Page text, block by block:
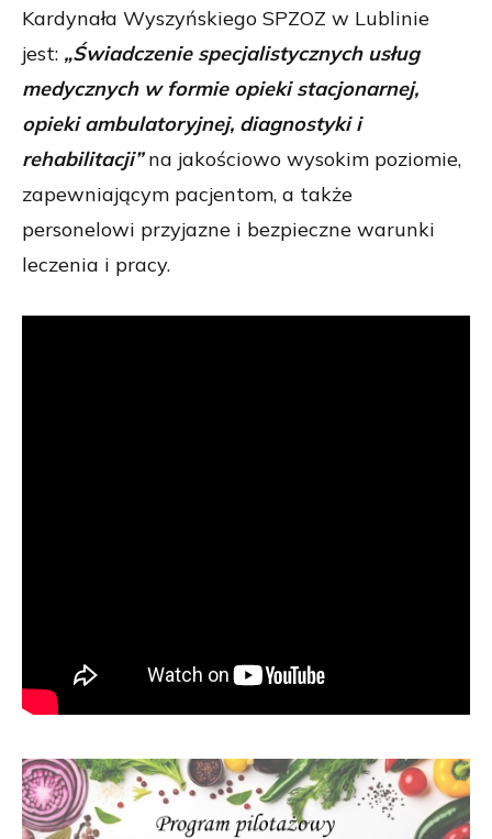
Kardynała Wyszyńskiego SPZOZ w Lublinie
jest: „Świadczenie specjalistycznych usług
medycznych w formie opieki stacjonarnej,
opieki ambulatoryjnej, diagnostyki i
rehabilitacji”na jakościowo wysokim poziomie,
zapewniającym pacjentom, a także
personelowi przyjazne i bezpieczne warunki
leczenia i pracy.